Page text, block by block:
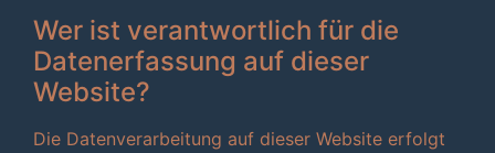
Wer ist verantwortlich für die
Datenerfassung auf dieser
Website?
Die Datenverarbeitung auf dieser Website erfolgt